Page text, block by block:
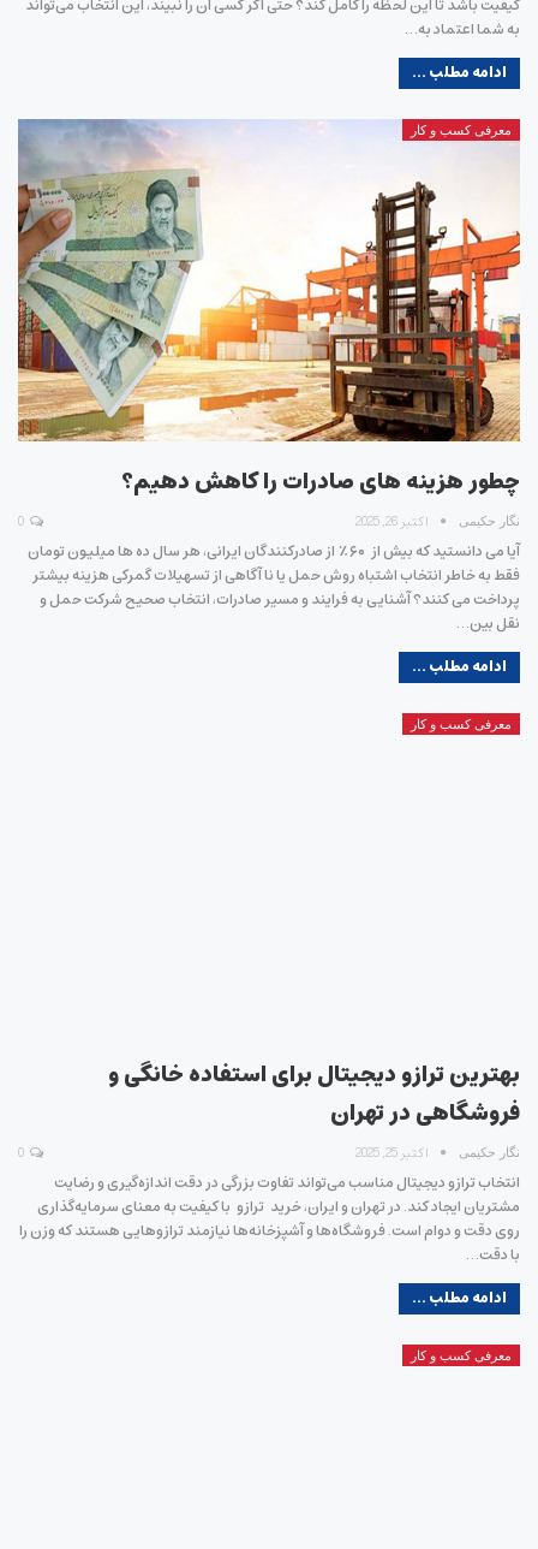
کیفیت باشد تا این لحظه را کامل کند؟ حتی اگر کسی آن را نبیند، این انتخاب می‌تواند
به شما اعتماد به…
ادامه مطلب ...
معرفی کسب و کار
چطور هزینه ‌های صادرات را کاهش دهیم؟
نگار حکیمی اکتبر 26, 2025
آیا می‌ دانستید که بیش از ۶۰٪ از صادرکنندگان ایرانی، هر سال ده ‌ها میلیون تومان
فقط به‌ خاطر انتخاب اشتباه روش حمل یا نا آگاهی از تسهیلات گمرکی هزینه بیشتر
پرداخت می کنند؟ آشنایی به فرایند و مسیر صادرات، انتخاب صحیح شرکت حمل و
نقل بین…
ادامه مطلب ...
معرفی کسب و کار
بهترین ترازو دیجیتال برای استفاده خانگی و
فروشگاهی در تهران
نگار حکیمی اکتبر 25, 2025
انتخاب ترازو دیجیتال مناسب می‌تواند تفاوت بزرگی در دقت اندازه‌گیری و رضایت
مشتریان ایجاد کند. در تهران و ایران، خرید ترازو با کیفیت به معنای سرمایه‌گذاری
روی دقت و دوام است. فروشگاه‌ها و آشپزخانه‌ها نیازمند ترازوهایی هستند که وزن را
با دقت…
ادامه مطلب ...
معرفی کسب و کار